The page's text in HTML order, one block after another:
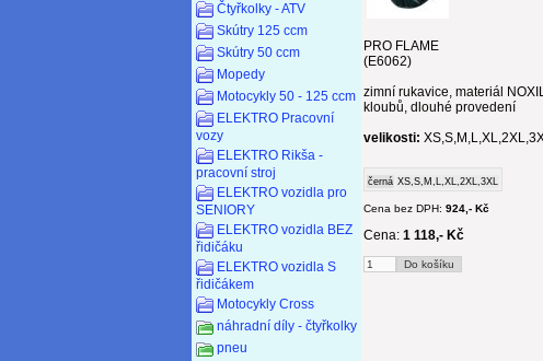
Čtyřkolky - ATV
Skútry 125 ccm
Skútry 50 ccm
Mopedy
Motocykly 50 - 125 ccm
ELEKTRO Pracovní
vozy
ELEKTRO Rikša -
pracovní stroj
ELEKTRO vozidla pro
SENIORY
ELEKTRO vozidla BEZ
řidičáku
ELEKTRO vozidla S
řidičákem
Motocykly Cross
náhradní díly - čtyřkolky
pneu
PRO FLAME
(E6062)
zimní rukavice, materiál
kloubů, dlouhé provedení
velikosti:
černá XS,S,M,L,XL,2XL,3XL
Cena bez DPH: 924,- Kč
Cena: 1 118,- Kč